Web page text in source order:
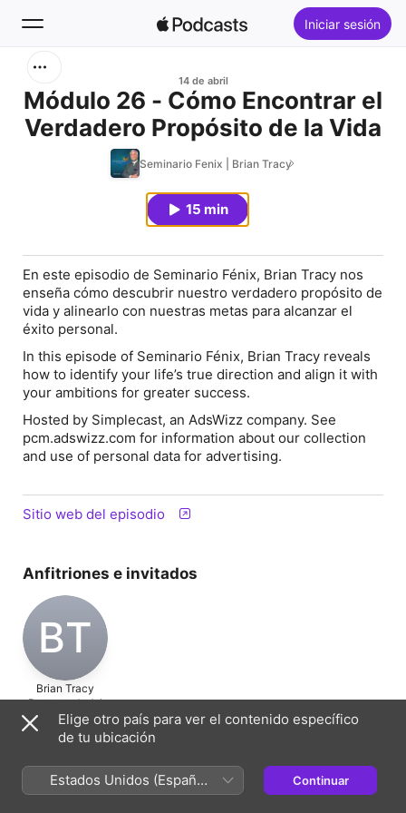
Iniciar sesión
Inicio
Novedades
Lo más escuchado
14 de abril
Módulo 26 - Cómo Encontrar el
Verdadero Propósito de la Vida
Seminario Fenix | Brian Tracy
15 min
En este episodio de Seminario Fénix, Brian Tracy nos
enseña cómo descubrir nuestro verdadero propósito de
vida y alinearlo con nuestras metas para alcanzar el
éxito personal.
In this episode of Seminario Fénix, Brian Tracy reveals
how to identify your life’s true direction and align it with
your ambitions for greater success.
Hosted by Simplecast, an AdsWizz company. See
pcm.adswizz.com for information about our collection
and use of personal data for advertising.
Sitio web del episodio
Anfitriones e invitados
BT
Brian Tracy
Presentador(a)
Programa
Elige otro país para ver el contenido específico
de tu ubicación
Estados Unidos (Español
México)
Continuar